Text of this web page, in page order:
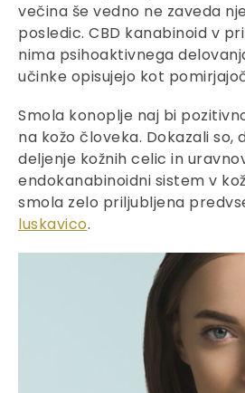
večina še vedno ne zaveda
posledic. CBD kanabinoid v
nima psihoaktivnega
učinke opisujejo kot
Smola konoplje naj bi
na kožo človeka. Dokazali so,
deljenje kožnih celic in
endokanabinoidni sistem v
smola zelo priljubljena
luskavico.